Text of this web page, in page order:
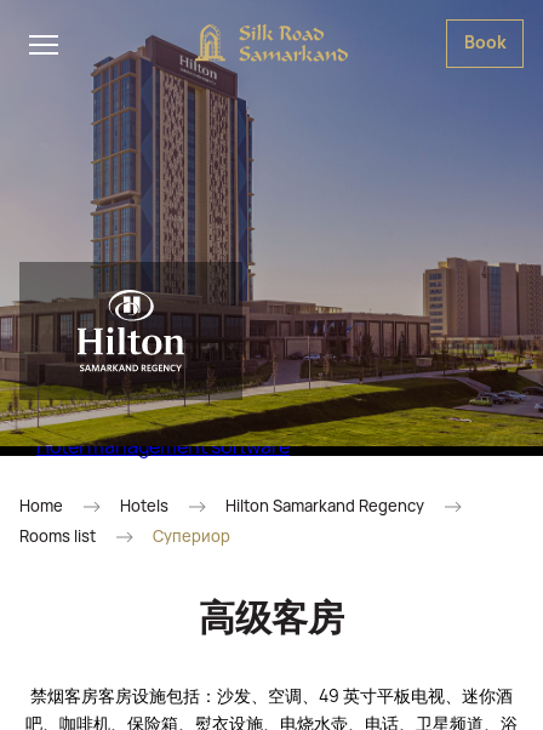
Book
Hotel management software
Home Hotels
Hilton Samarkand Regency
Rooms list
Супериор
高级客房
禁烟客房客房设施包括：沙发、空调、49 英寸平板电视、迷你酒
吧、咖啡机、保险箱、熨衣设施、电烧水壶、电话、卫星频道、浴